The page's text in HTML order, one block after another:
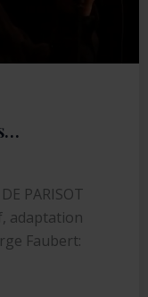
PARISOT
adaptation
Faubert: